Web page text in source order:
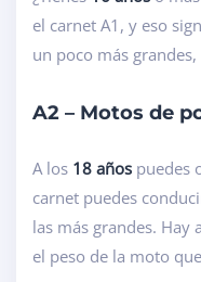
el carnet A1, y eso
un poco más
A2 – Motos de
A los 18 años puedes
carnet puedes
las más grandes. Hay
el peso de la moto